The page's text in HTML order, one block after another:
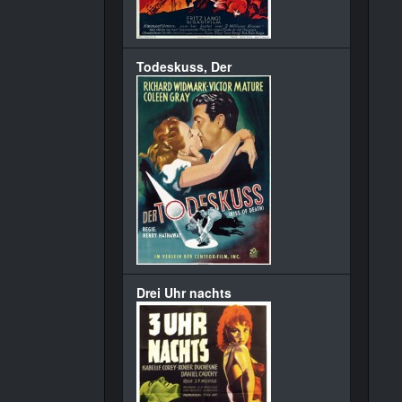
Todeskuss, Der
Drei Uhr nachts